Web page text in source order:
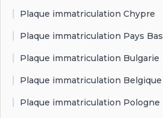
Plaque immatriculation Chypre
Plaque immatriculation Pays Bas
Plaque immatriculation Bulgarie
Plaque immatriculation Belgique
Plaque immatriculation Pologne